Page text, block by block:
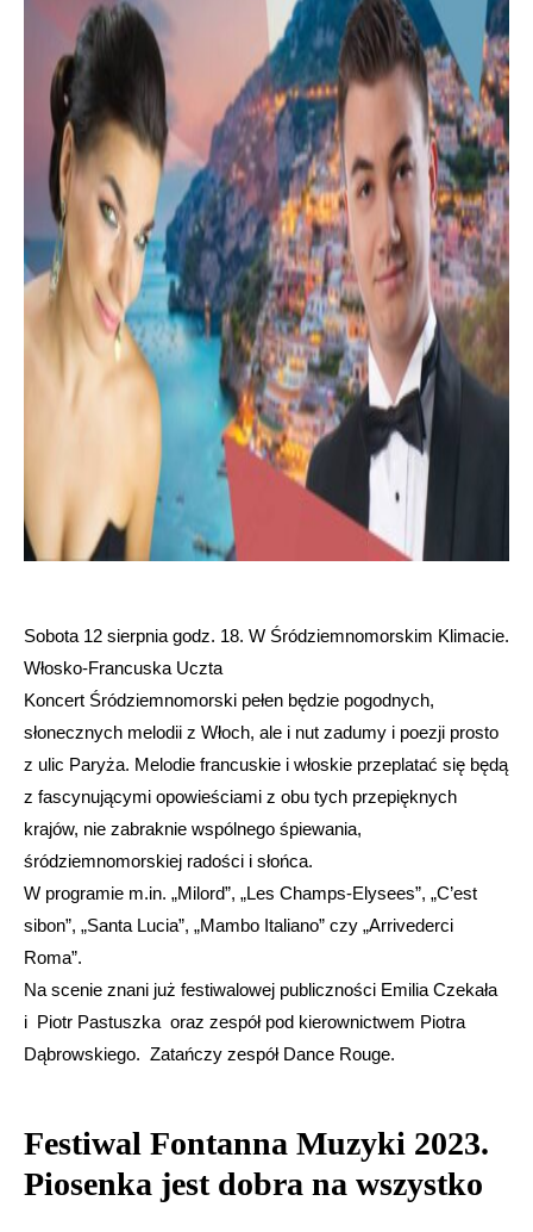
Sobota 12 sierpnia godz. 18. W Śródziemnomorskim Klimacie.
Włosko-Francuska Uczta
Koncert Śródziemnomorski pełen będzie pogodnych,
słonecznych melodii z Włoch, ale i nut zadumy i poezji prosto
z ulic Paryża. Melodie francuskie i włoskie przeplatać się będą
z fascynującymi opowieściami z obu tych przepięknych
krajów, nie zabraknie wspólnego śpiewania,
śródziemnomorskiej radości i słońca.
W programie m.in. „Milord”, „Les Champs-Elysees”, „C’est
sibon”, „Santa Lucia”, „Mambo Italiano” czy „Arrivederci
Roma”.
Na scenie znani już festiwalowej publiczności Emilia Czekała
i Piotr Pastuszka oraz zespół pod kierownictwem Piotra
Dąbrowskiego. Zatańczy zespół Dance Rouge.
Festiwal Fontanna Muzyki 2023.
Piosenka jest dobra na wszystko